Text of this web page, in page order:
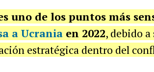
uno de los puntos más
a Ucraniaen 2022, debido
estratégica dentro del